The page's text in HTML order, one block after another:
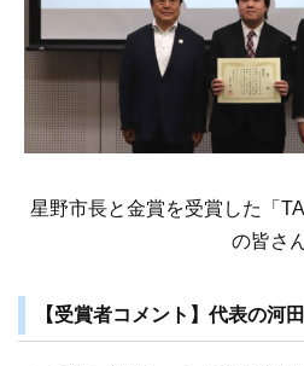
星野市長と金賞を受賞した「
の皆さ
【受賞者コメント】代表の河